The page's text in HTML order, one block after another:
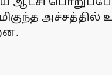
அச்சத்தில்